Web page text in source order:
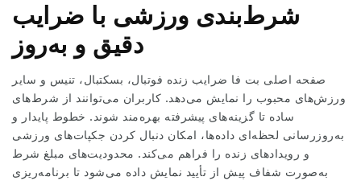
شرط‌بندی ورزشی با ضرایب
دقیق و به‌روز
صفحه اصلی بت فا ضرایب زنده فوتبال، بسکتبال، تنیس و سایر
ورزش‌های محبوب را نمایش می‌دهد. کاربران می‌توانند از شرط‌های
ساده تا گزینه‌های پیشرفته بهره‌مند شوند. خطوط پایدار و
به‌روزرسانی لحظه‌ای داده‌ها، امکان دنبال کردن جکپات‌های ورزشی
و رویدادهای زنده را فراهم می‌کند. محدودیت‌های مبلغ شرط
به‌صورت شفاف پیش از تأیید نمایش داده می‌شود تا برنامه‌ریزی